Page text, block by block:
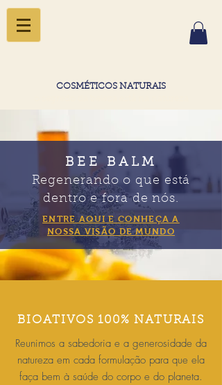
COSMÉTICOS NATURAIS
BEE BALM
Regenerando o que está
dentro e fora de nós.
ENTRE AQUI E CONHEÇA A
NOSSA VISÃO DE MUNDO
BIOATIVOS 100% NATURAIS
Reunimos a sabedoria e a generosidade da
natureza em cada formulação para que ela
faça bem à saúde do corpo e do planeta.